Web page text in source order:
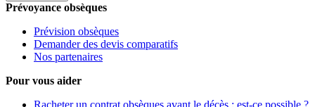
Prévoyance obsèques
Prévision obsèques
Demander des devis comparatifs
Nos partenaires
Pour vous aider
Racheter un contrat obsèques avant le décès : est-ce possible ?